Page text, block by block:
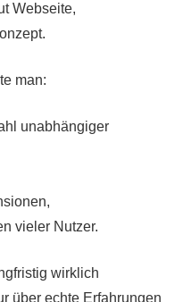
Webseite,
man:
unabhängiger
vieler Nutzer.
wirklich
über echte Erfahrungen